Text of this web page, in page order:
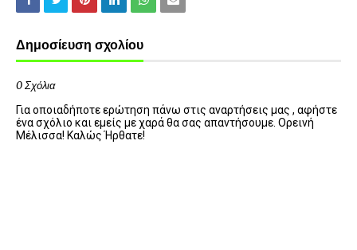
Δημοσίευση σχολίου
0 Σχόλια
Για οποιαδήποτε ερώτηση πάνω στις αναρτήσεις μας , αφήστε
ένα σχόλιο και εμείς με χαρά θα σας απαντήσουμε. Ορεινή
Μέλισσα! Καλώς Ήρθατε!